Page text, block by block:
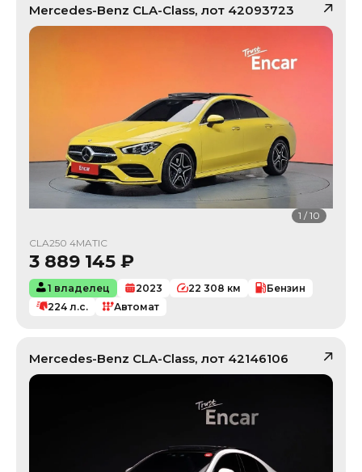
Mercedes-Benz CLA-Class, лот 42093723
1 /10
CLA250 4MATIC
3 889 145 ₽
1 владелец 2023 22 308 км
Бензин
224 л.с. Автомат
Mercedes-Benz CLA-Class, лот 42146106